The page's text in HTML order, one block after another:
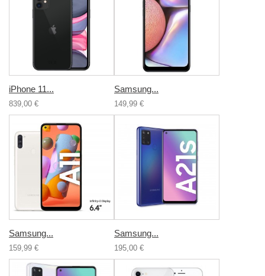
iPhone 11...
839,00 €
Samsung...
149,99 €
Samsung...
159,99 €
Samsung...
195,00 €